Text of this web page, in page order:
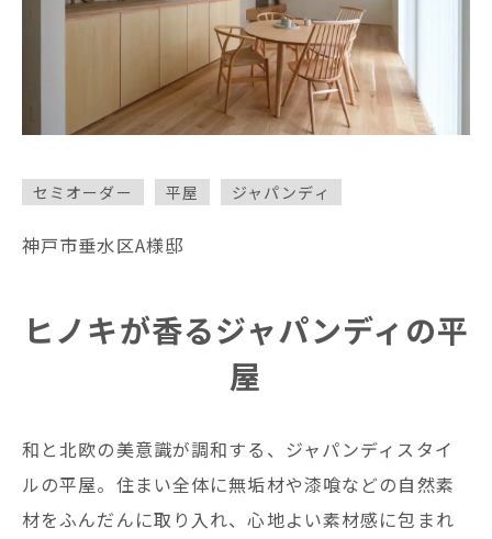
シンプル
北欧
ガレージハウス
ヴィンテージ
和
セミオーダー 平屋 ジャパンディ
神戸市垂水区A様邸
ヒノキが香るジャパンディの平
屋
和と北欧の美意識が調和する、ジャパンディスタイ
ルの平屋。住まい全体に無垢材や漆喰などの自然素
材をふんだんに取り入れ、心地よい素材感に包まれ